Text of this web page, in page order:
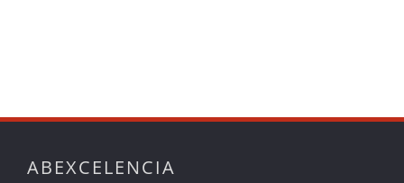
ABEXCELENCIA